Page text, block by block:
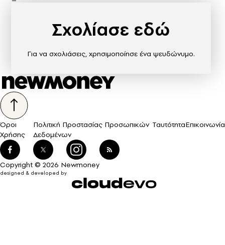
Σχολίασε εδώ
Για να σχολιάσεις, χρησιμοποίησε ένα ψευδώνυμο.
Όροι
Χρήσης
Πολιτική Προστασίας Προσωπικών
Δεδομένων
ΤαυτότηταΕπικοινωνία
Copyright © 2026 Newmoney
designed & developed by